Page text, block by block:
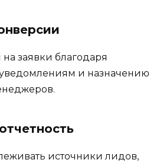
заявки благодаря
и назначению
источники лидов,